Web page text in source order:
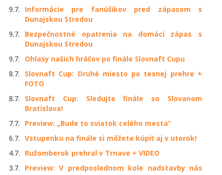
9.7.
Informácie pre fanúšikov pred zápasom s
Dunajskou Stredou
9.7.
Bezpečnostné opatrenia na domáci zápas s
Dunajskou Stredou
9.7.
Ohlasy našich hráčov po finále Slovnaft Cupu
8.7.
Slovnaft Cup: Druhé miesto po tesnej prehre +
FOTO
8.7.
Slovnaft Cup: Sledujte finále so Slovanom
Bratislava!
7.7.
Preview: „Bude to sviatok celého mesta“
6.7. Vstupenku na finále si môžete kúpiť aj v utorok!
4.7.
Ružomberok prehral v Trnave + VIDEO
3.7.
Preview: V predposlednom kole nadstavby nás